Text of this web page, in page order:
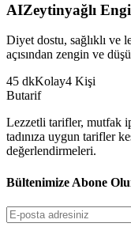
AIZeytinyağlı
Diyet dostu, sağlıklı ve
açısından zengin ve
45 dkKolay4 Kişi
Butarif
Lezzetli tarifler, mutfak
tadınıza uygun tarifler
değerlendirmeleri.
Bültenimize Abone